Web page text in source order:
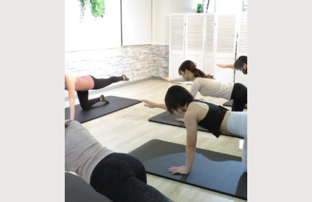
ターMoaさんに聞く！朝から
晩までヘルシーすぎるマイル
ールとは？